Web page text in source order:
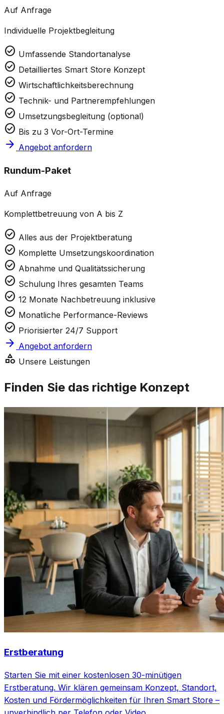
Auf Anfrage
Individuelle Projektbegleitung
check_circle Umfassende Standortanalyse
check_circle Detailliertes Smart Store Konzept
check_circle Wirtschaftlichkeitsberechnung
check_circle Technik- und Partnerempfehlungen
check_circle Umsetzungsbegleitung (optional)
check_circle Bis zu 3 Vor-Ort-Termine
arrow_forward Angebot anfordern
Rundum-Paket
Auf Anfrage
Komplettbetreuung von A bis Z
check_circle Alles aus der Projektberatung
check_circle Komplette Umsetzungskoordination
check_circle Abnahme und Qualitätssicherung
check_circle Schulung Ihres gesamten Teams
check_circle 12 Monate Nachbetreuung inklusive
check_circle Monatliche Performance-Reviews
check_circle Priorisierter 24/7 Support
arrow_forward Angebot anfordern
category Unsere Leistungen
Finden Sie das richtige Konzept
Erstberatung
Starten Sie mit einer kostenlosen 30-minütigen
Erstberatung. Wir klären gemeinsam Konzept, Standort,
Kosten und Fördermöglichkeiten für Ihren Smart Store –